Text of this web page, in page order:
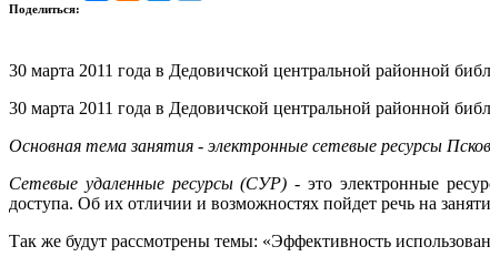
Поделиться:
30 марта 2011 года в Дедовичской центральной районной
30 марта 2011 года в Дедовичской центральной районной
Основная тема занятия - электронные сетевые ресурсы
Сетевые удаленные ресурсы (СУР) - это электронные
доступа. Об их отличии и возможностях пойдет речь на
Так же будут рассмотрены темы: «Эффективность